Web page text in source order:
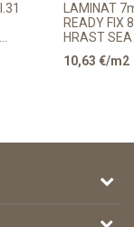
LAMINAT 7mm/Kl.31
READY FIX
HRAST
10,63 €/m2